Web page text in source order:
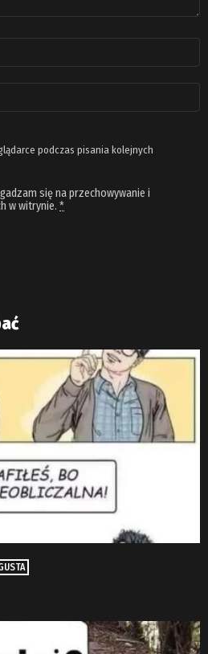
podczas pisania kolejnych
się na przechowywanie i
w witrynie. *